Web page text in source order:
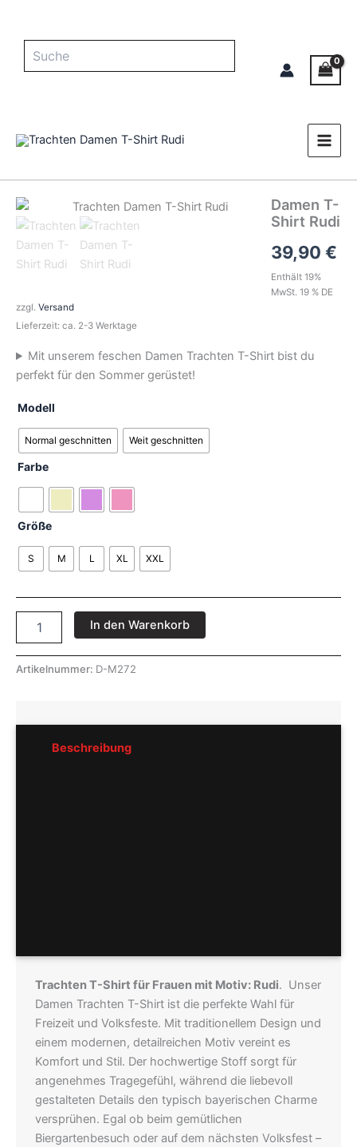
Damen T-
Shirt Rudi
39,90 €
Enthält 19%
MwSt. 19 % DE
zzgl. Versand
Lieferzeit: ca. 2-3 Werktage
Mit unserem feschen Damen Trachten T-Shirt bist du
perfekt für den Sommer gerüstet!
Modell
Normal geschnitten Weit geschnitten
Farbe
Größe
S M L XL XXL
Damen
T-
Rudi
Menge
In den Warenkorb
Artikelnummer: D-M272
Beschreibung
Trachten T-Shirt für Frauen mit Motiv: Rudi. Unser
Damen Trachten T-Shirt ist die perfekte Wahl für
Freizeit und Volksfeste. Mit traditionellem Design und
einem modernen, detailreichen Motiv vereint es
Komfort und Stil. Der hochwertige Stoff sorgt für
angenehmes Tragegefühl, während die liebevoll
gestalteten Details den typisch bayerischen Charme
versprühen. Egal ob beim gemütlichen
Biergartenbesuch oder auf dem nächsten Volksfest –